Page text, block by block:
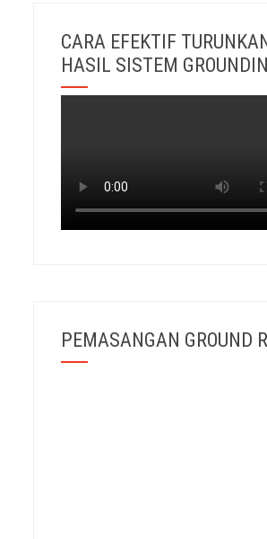
CARA EFEKTIF
HASIL SISTEM
PEMASANGAN GROUND